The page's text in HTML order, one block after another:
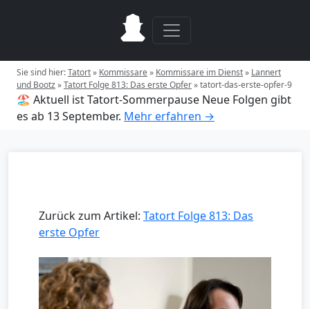
Sie sind hier:Tatort» Kommissare» Kommissare im Dienst» Lannert
und Bootz»Tatort Folge 813: Das erste Opfer»tatort-das-erste-opfer-9
🏖️ Aktuell ist Tatort-Sommerpause Neue Folgen gibt
es ab 13 September. Mehr erfahren →
Zurück zum Artikel: Tatort Folge 813: Das
erste Opfer